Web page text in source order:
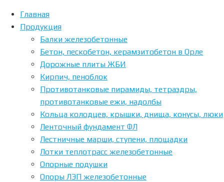
Главная
Продукция
Балки железобетонные
Бетон, пескобетон, керамзитобетон в Орле
Дорожные плиты ЖБИ
Кирпич, пеноблок
Противотанковые пирамиды, тетраэдры,
противотанковые ежи, надолбы
Кольца колодцев, крышки, днища, конусы, люки
Ленточный фундамент ФЛ
Лестничные марши, ступени, площадки
Лотки теплотрасс железобетонные
Опорные подушки
Опоры ЛЭП железобетонные
tagged "Плиты
Метка:
Плиты
перекрытия